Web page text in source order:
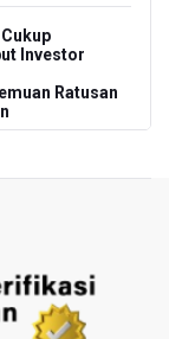
Investor
Ratusan
Paling